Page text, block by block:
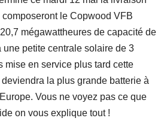
le Copwood VFB
mégawattheures de capacité de
une petite centrale solaire de 3
mise en service plus tard cette
la plus grande batterie à
Vous ne voyez pas ce que
on vous explique tout !